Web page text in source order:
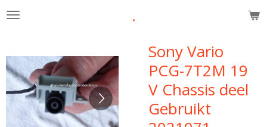
Ga
de
hoofdinhoud
.
Sony Vario
PCG-7T2M 19
V Chassis deel
Gebruikt